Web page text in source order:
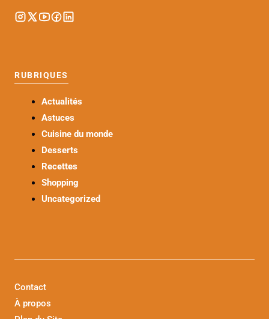
RUBRIQUES
Actualités
Astuces
Cuisine du monde
Desserts
Recettes
Shopping
Uncategorized
Contact
À propos